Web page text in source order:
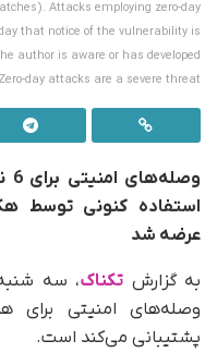
Attacks employing zero-day
that notice of the vulnerability is
author is aware or has developed
day attacks are a severe threat.
استفاده کنونی توسط
عرضه شد
به گزارش تکناک، سه
وصله‌های امنیتی برای
پشتیبانی می‌کند است.